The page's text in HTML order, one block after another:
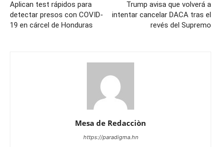
Aplican test rápidos para
detectar presos con COVID-
19 en cárcel de Honduras
Trump avisa que volverá a
intentar cancelar DACA tras el
revés del Supremo
Mesa de Redacciòn
https://paradigma.hn